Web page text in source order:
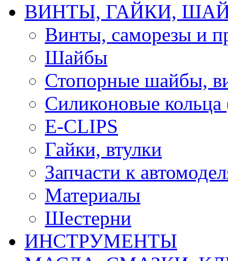
ВИНТЫ, ГАЙКИ,
Винты, саморезы и
Шайбы
Стопорные шайбы,
Силиконовые
E-CLIPS
Гайки, втулки
Запчасти к
Материалы
Шестерни
ИНСТРУМЕНТЫ